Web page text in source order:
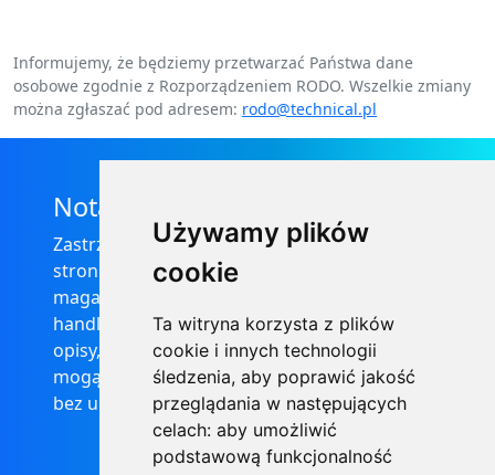
Używamy plików
cookie
Ta witryna korzysta z plików
cookie i innych technologii
śledzenia, aby poprawić jakość
przeglądania w następujących
celach: aby umożliwić
podstawową funkcjonalność
Informujemy, że będziemy przetwarzać Państwa dane
osobowe zgodnie z Rozporządzeniem RODO. Wszelkie zmiany
można zgłaszać pod adresem: rodo@technical.pl
Nota prawna
Zastrzega się, że informacje zamieszczone na
stronie internetowej https://informator-
magazynowy.technical.pl/ nie stanowią oferty
handlowej w rozumieniu prawa, ponadto
opisy, dane techniczne i pozostałe informacje
mogą ulec zmianie bez podania przyczyny i
bez uprzedzenia.